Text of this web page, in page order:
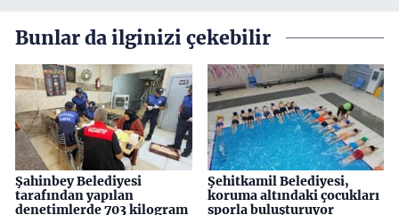
Bunlar da ilginizi çekebilir
Şahinbey Belediyesi
tarafından yapılan
denetimlerde 703 kilogram
Şehitkamil Belediyesi,
koruma altındaki çocukları
sporla buluşturuyor